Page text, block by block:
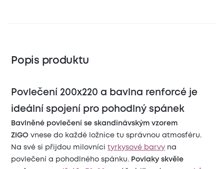
Popis produktu
Povlečení 200x220 a bavlna renforcé je
ideální spojení pro pohodlný spánek
Bavlněné povlečení se skandinávským vzorem
ZIGO vnese do každé ložnice tu správnou atmosféru.
Na své si přijdou milovnícityrkysové barvy na
povlečení a pohodlného spánku. Povlaky skvěle